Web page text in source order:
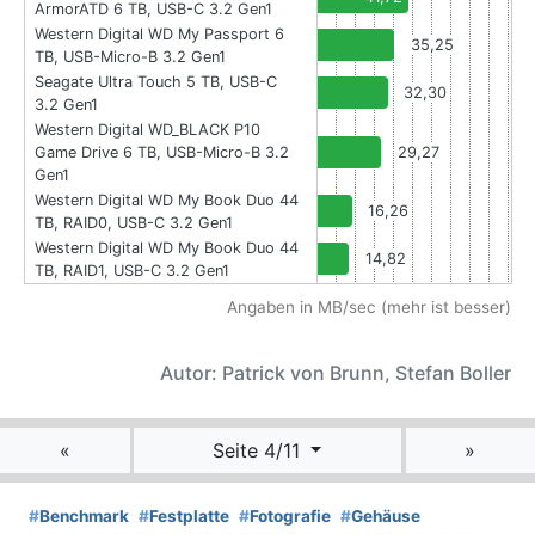
ArmorATD 6 TB, USB-C 3.2 Gen1
Western Digital WD My Passport 6
TB, USB-Micro-B 3.2 Gen1
35,25
Seagate Ultra Touch 5 TB, USB-C
3.2 Gen1
32,30
Western Digital WD_BLACK P10
Game Drive 6 TB, USB-Micro-B 3.2
Gen1
29,27
Western Digital WD My Book Duo 44
TB, RAID0, USB-C 3.2 Gen1
16,26
Western Digital WD My Book Duo 44
TB, RAID1, USB-C 3.2 Gen1
14,82
Angaben in MB/sec (mehr ist besser)
Autor: Patrick von Brunn, Stefan Boller
« Seite 4/11 »
#Benchmark #Festplatte #Fotografie #Gehäuse